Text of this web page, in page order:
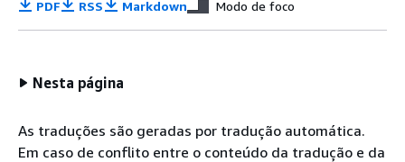
PDF RSS Markdown Modo de foco
Nesta página
As traduções são geradas por tradução automática.
Em caso de conflito entre o conteúdo da tradução e da